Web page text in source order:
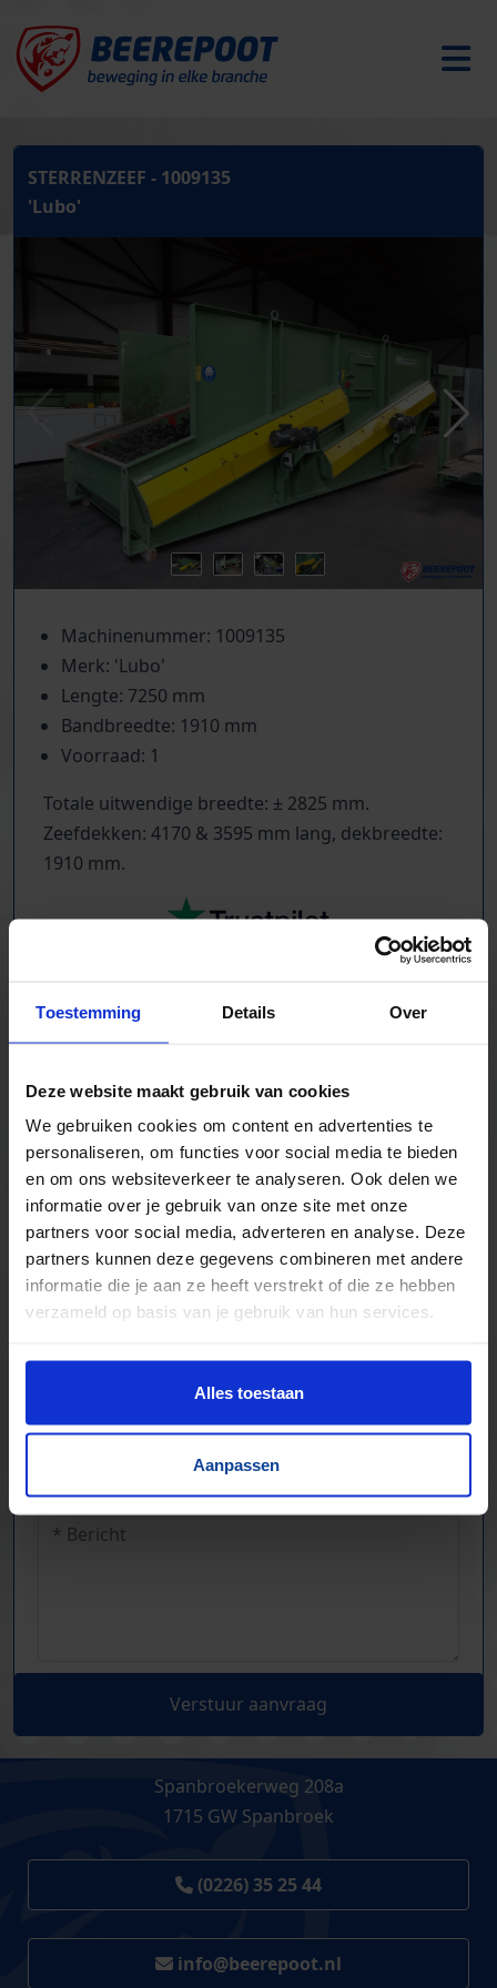
Toestemming Details Over
Deze website maakt gebruik van cookies
We gebruiken cookies om content en advertenties te
personaliseren, om functies voor social media te bieden
en om ons websiteverkeer te analyseren. Ook delen we
informatie over je gebruik van onze site met onze
partners voor social media, adverteren en analyse. Deze
partners kunnen deze gegevens combineren met andere
informatie die je aan ze heeft verstrekt of die ze hebben
verzameld op basis van je gebruik van hun services.
Alles toestaan
Aanpassen
STERRENZEEF - 1009135
'Lubo'
Machinenummer: 1009135
Merk: 'Lubo'
Lengte: 7250 mm
Bandbreedte: 1910 mm
Voorraad: 1
Totale uitwendige breedte: ± 2825 mm.
Zeefdekken: 4170 & 3595 mm lang, dekbreedte:
1910 mm.
TrustScore5.0|213
Foliewikkelaars, palletmagazijnen, kettingbanen
Trilgoten en zeven
Aandrijftechniek & Pneumatiek
Elektronische componenten
Verstuur aanvraag
Spanbroekerweg 208a
1715 GW Spanbroek
(0226) 35 25 44
info@beerepoot.nl